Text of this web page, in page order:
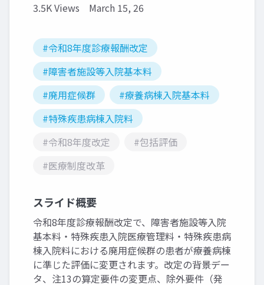
3.5K Views March 15, 26
#令和8年度診療報酬改定
#障害者施設等入院基本料
#廃用症候群
#療養病棟入院基本料
#特殊疾患病棟入院料
#令和8年度改定
#包括評価
#医療制度改革
スライド概要
令和8年度診療報酬改定で、障害者施設等入院
基本料・特殊疾患入院医療管理料・特殊疾患病
棟入院料における廃用症候群の患者が療養病棟
に準じた評価に変更されます。改定の背景デー
タ、注13の算定要件の変更点、除外要件（発